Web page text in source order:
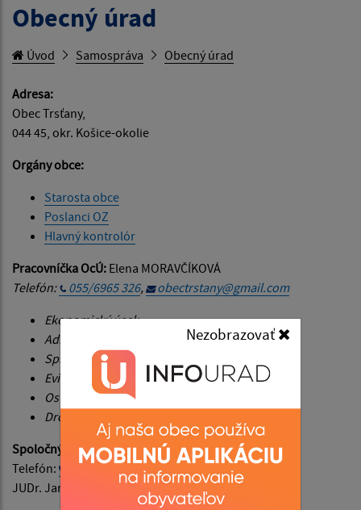
Nezobrazovať
Obecný úrad
Úvod Samospráva Obecný úrad
Adresa:
Obec Trsťany,
044 45, okr. Košice-okolie
Orgány obce:
Starosta obce
Poslanci OZ
Hlavný kontrolór
Pracovníčka OcÚ: Elena MORAVČÍKOVÁ
Telefón:
055/6965 326,
obectrstany@gmail.com
Ekonomický úsek
Administratívny úsek
Správa daní a poplatkov
Evidencia obyvateľstva
Osvedčovanie podpisov a listín
Drobné stavby
Spoločný stavebný úrad Bidovce:
Telefón:
055/6969 401
JUDr. Jaroslav BÓDIŠ - stavebná agenda